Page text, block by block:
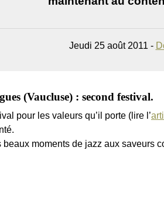
Jeudi 25 août 2011 -
(Vaucluse) : second festival.
pour les valeurs qu’il porte (lire l’
beaux moments de jazz aux saveurs